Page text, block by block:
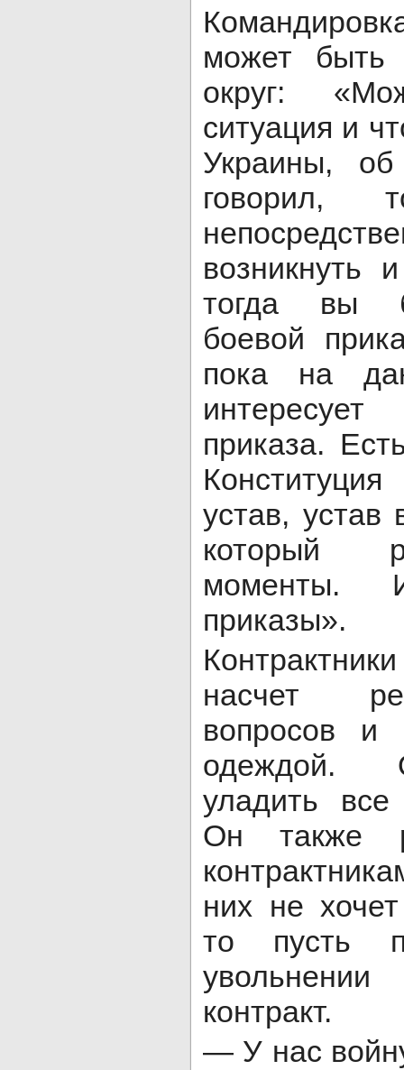
может
округ:
ситуация и
Украины,
говорил,
возникнуть
тогда вы
боевой
пока на
приказа.
устав, устав
который
моменты.
приказы».
насчет
вопросов и
одеждой.
уладить
Он также
них не
то пусть
контракт.
— У нас